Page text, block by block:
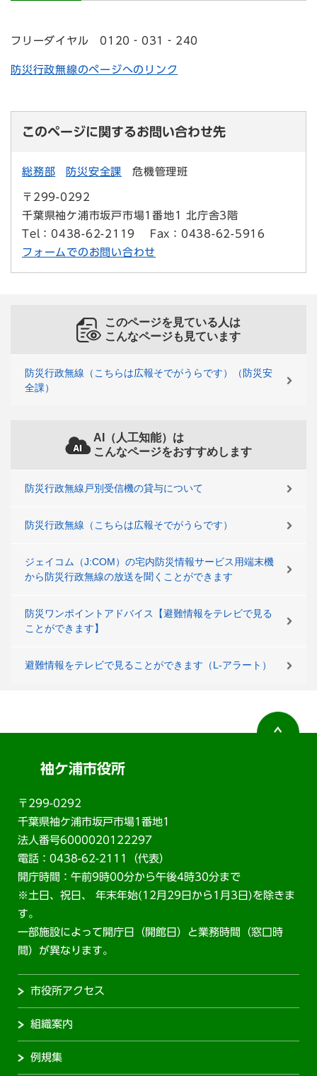
フリーダイヤル 0120‐031‐240
防災行政無線のページへのリンク
このページに関するお問い合わせ先
総務部 防災安全課 危機管理班
〒299-0292
千葉県袖ケ浦市坂戸市場1番地1 北庁舎3階
Tel：0438-62-2119
Fax：0438-62-5916
フォームでのお問い合わせ
このページを見ている人は
こんなページも見ています
防災行政無線（こちらは広報そでがうらです）（防災安
全課）
AI（人工知能）は
こんなページをおすすめします
防災行政無線戸別受信機の貸与について
防災行政無線（こちらは広報そでがうらです）
ジェイコム（J:COM）の宅内防災情報サービス用端末機
から防災行政無線の放送を聞くことができます
防災ワンポイントアドバイス【避難情報をテレビで見る
ことができます】
避難情報をテレビで見ることができます（L-アラート）
袖ケ浦市役所
〒299-0292
千葉県袖ケ浦市坂戸市場1番地1
法人番号6000020122297
電話：0438-62-2111（代表）
開庁時間：午前9時00分から午後4時30分まで
※土日、祝日、 年末年始(12月29日から1月3日)を除きま
す。
一部施設によって開庁日（開館日）と業務時間（窓口時
間）が異なります。
市役所アクセス
組織案内
例規集